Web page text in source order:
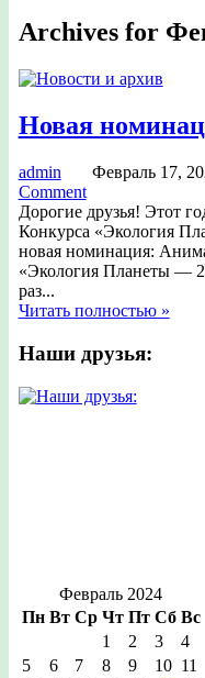
Archives for
Новая
admin Февраль 17,
Comment
Дорогие друзья! Этот
Конкурса «Экология
новая номинация:
«Экология Планеты —
раз...
Читать полностью »
Наши друзья:
Февраль 2024
Пн Вт Ср Чт Пт Сб Вс
1 2 3
4
5
6 7 8 9 10 11